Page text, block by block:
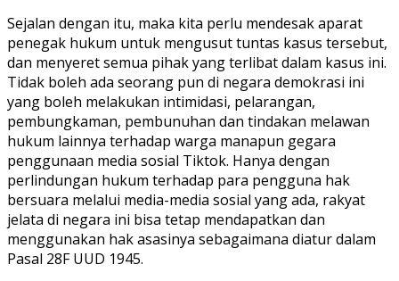
Sejalan dengan itu, maka kita perlu mendesak aparat
penegak hukum untuk mengusut tuntas kasus tersebut,
dan menyeret semua pihak yang terlibat dalam kasus ini.
Tidak boleh ada seorang pun di negara demokrasi ini
yang boleh melakukan intimidasi, pelarangan,
pembungkaman, pembunuhan dan tindakan melawan
hukum lainnya terhadap warga manapun gegara
penggunaan media sosial Tiktok. Hanya dengan
perlindungan hukum terhadap para pengguna hak
bersuara melalui media-media sosial yang ada, rakyat
jelata di negara ini bisa tetap mendapatkan dan
menggunakan hak asasinya sebagaimana diatur dalam
Pasal 28F UUD 1945.